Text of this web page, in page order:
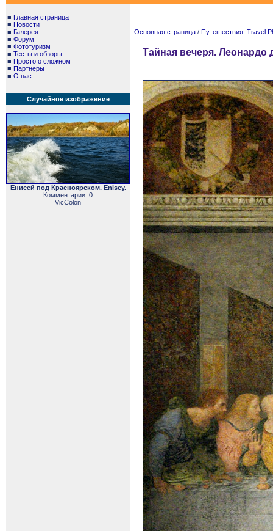
■ Главная страница
■ Новости
■ Галерея
■ Форум
■ Фототуризм
■ Тесты и обзоры
■ Просто о сложном
■ Партнеры
■ О нас
Случайное изображение
Енисей под Красноярском. Enisey.
Комментарии: 0
VicColon
Основная страница / Путешествия. Travel
Тайная вечеря. Леонардо